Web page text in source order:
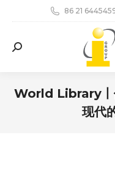
86 21
Search:
World Library丨
现代